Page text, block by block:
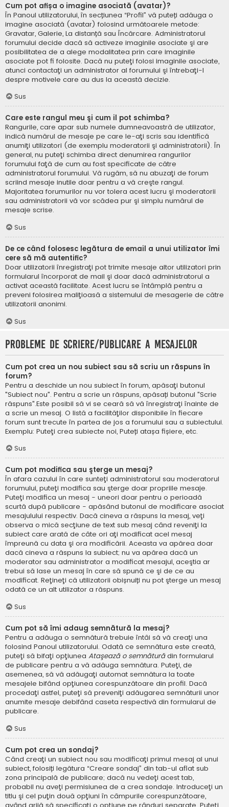
Cum pot afișa o imagine asociată (avatar)?
În Panoul utilizatorului, în secțiunea “Profil” vă puteți adăuga o
imagine asociată (avatar) folosind următoarele metode:
Gravatar, Galerie, La distanță sau Încărcare. Administratorul
forumului decide dacă să activeze imaginile asociate şi are
posibilitatea de a alege modalitatea prin care imaginile
asociate pot fi folosite. Dacă nu puteţi folosi imaginile asociate,
atunci contactaţi un administrator al forumului şi întrebaţi-l
despre motivele care au dus la această decizie.
Sus
Care este rangul meu şi cum il pot schimba?
Rangurile, care apar sub numele dumneavoastră de utilizator,
indică numărul de mesaje pe care le-aţi scris sau identifică
anumiţi utilizatori (de exemplu moderatorii şi administratorii). În
general, nu puteţi schimba direct denumirea rangurilor
forumului faţă de cum au fost specificate de către
administratorul forumului. Vă rugăm, să nu abuzaţi de forum
scriind mesaje inutile doar pentru a vă creşte rangul.
Majoritatea forumurilor nu vor tolera acest lucru şi moderatorii
sau administratorii vă vor scădea pur şi simplu numărul de
mesaje scrise.
Sus
De ce când folosesc legătura de email a unui utilizator îmi
cere să mă autentific?
Doar utilizatorii înregistraţi pot trimite mesaje altor utilizatori prin
formularul încorporat de mail şi doar dacă administratorul a
activat această facilitate. Acest lucru se întâmplă pentru a
preveni folosirea maliţioasă a sistemului de mesagerie de către
utilizatorii anonimi.
Sus
Probleme de scriere/publicare a mesajelor
Cum pot crea un nou subiect sau să scriu un răspuns în
forum?
Pentru a deschide un nou subiect în forum, apăsaţi butonul
"Subiect nou". Pentru a scrie un răspuns, apăsați butonul "Scrie
răspuns".Este posibil să vi se ceară să vă înregistraţi înainte de
a scrie un mesaj. O listă a facilităţilor disponibile în fiecare
forum sunt trecute în partea de jos a forumului sau a subiectului.
Exemplu: Puteţi crea subiecte noi, Puteți atașa fișiere, etc.
Sus
Cum pot modifica sau şterge un mesaj?
În afara cazului în care sunteţi administratorul sau moderatorul
forumului, puteţi modifica sau şterge doar propriile mesaje.
Puteţi modifica un mesaj - uneori doar pentru o perioadă
scurtă după publicare - apăsând butonul de modificare asociat
mesajulului respectiv. Dacă cineva a răspuns la mesaj, veţi
observa o mică secţiune de text sub mesaj când reveniţi la
subiect care arată de câte ori aţi modificat acel mesaj
împreună cu data şi ora modificării. Aceasta va apărea doar
dacă cineva a răspuns la subiect; nu va apărea dacă un
moderator sau administrator a modificat mesajul, aceştia ar
trebui să lase un mesaj în care să spună ce şi de ce au
modificat. Reţineţi că utilizatorii obișnuiți nu pot şterge un mesaj
odată ce un alt utilizator a răspuns.
Sus
Cum pot să îmi adaug semnătură la mesaj?
Pentru a adăuga o semnătură trebuie întâi să vă creaţi una
folosind Panoul utilizatorului. Odată ce semnătura este creată,
puteţi să bifaţi opţiunea Ataşează o semnăturădin formularul
de publicare pentru a vă adăuga semnătura. Puteţi, de
asemenea, să vă adăugaţi automat semnătura la toate
mesajele bifând opţiunea corespunzătoare din profil. Dacă
procedaţi astfel, puteţi să preveniţi adăugarea semnăturii unor
anumite mesaje debifând caseta respectivă din formularul de
publicare.
Sus
Cum pot crea un sondaj?
Când creaţi un subiect nou sau modificaţi primul mesaj al unui
subiect, folosiți legătura “Creare sondaj” din tab-ul aflat sub
zona principală de publicare; dacă nu vedeţi acest tab,
probabil nu aveţi permisiunea de a crea sondaje. Introduceţi un
titlu şi cel puţin două opţiuni în câmpurile corespunzătoare,